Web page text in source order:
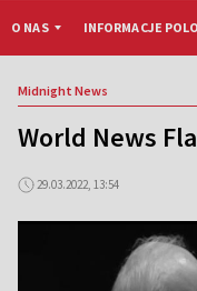
O NAS INFORMACJE
Midnight News
World News
29.03.2022, 13:54